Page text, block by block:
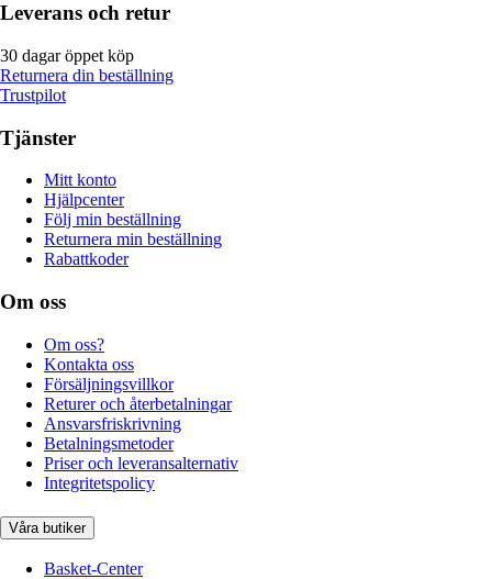
Leverans och retur
30 dagar öppet köp
Returnera din beställning
Trustpilot
Tjänster
Mitt konto
Hjälpcenter
Följ min beställning
Returnera min beställning
Rabattkoder
Om oss
Om oss?
Kontakta oss
Försäljningsvillkor
Returer och återbetalningar
Ansvarsfriskrivning
Betalningsmetoder
Priser och leveransalternativ
Integritetspolicy
Våra butiker
Basket-Center